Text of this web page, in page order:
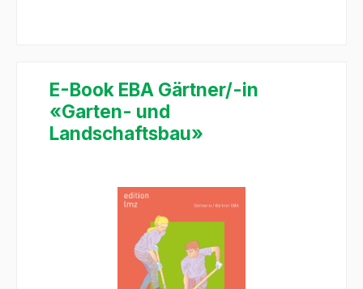
E-Book EBA Gärtner/-in
«Garten- und
Landschaftsbau»
Salta la galleria di immagini